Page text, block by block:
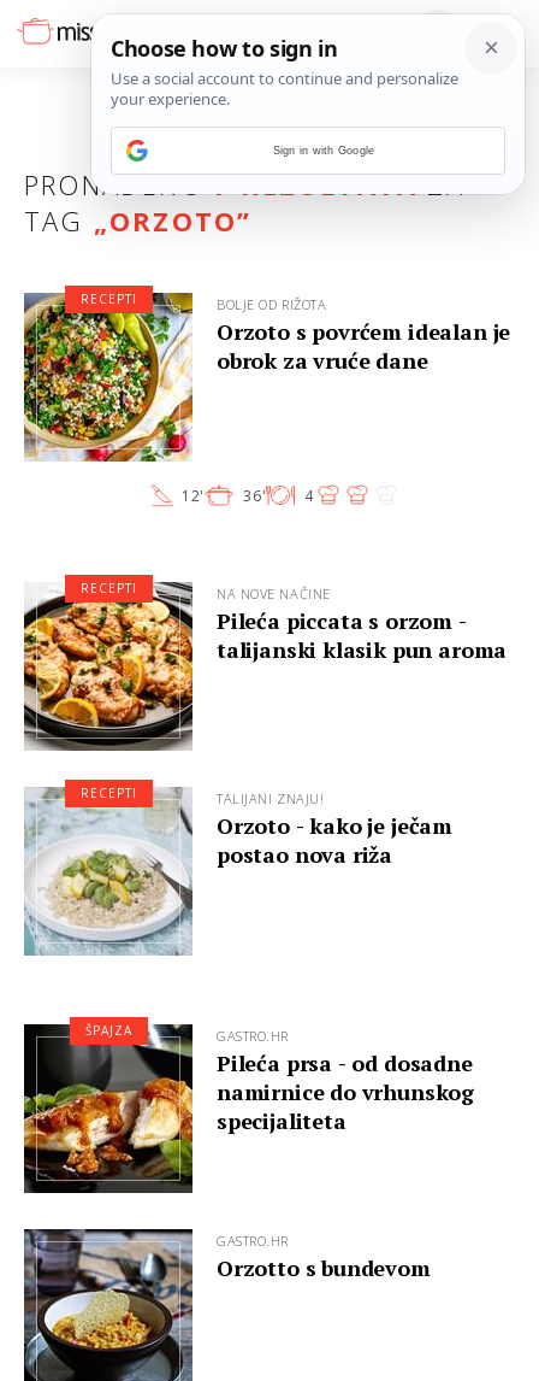
PRONAĐENO7 REZULTATAZA
TAG „ORZOTO”
BOLJE OD RIŽOTA
Orzoto s povrćem idealan je
obrok za vruće dane
12' 36' 4
RECEPTI
NA NOVE NAČINE
Pileća piccata s orzom -
talijanski klasik pun aroma
RECEPTI
TALIJANI ZNAJU!
Orzoto - kako je ječam
postao nova riža
RECEPTI
GASTRO.HR
Pileća prsa - od dosadne
namirnice do vrhunskog
specijaliteta
ŠPAJZA
GASTRO.HR
Orzotto s bundevom
Sign in with Google